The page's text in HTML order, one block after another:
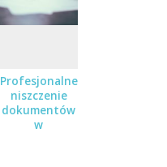
Profesjonalne
niszczenie
dokumentów
w